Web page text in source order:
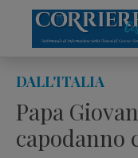
content
DALL'ITALIA
Papa
capodanno